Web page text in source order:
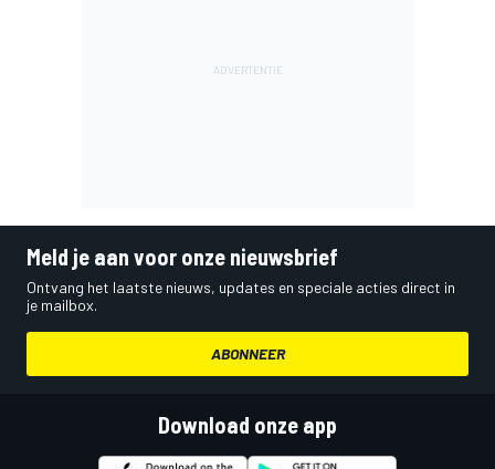
Meld je aan voor onze nieuwsbrief
Ontvang het laatste nieuws, updates en speciale acties direct in
je mailbox.
ABONNEER
Download onze app